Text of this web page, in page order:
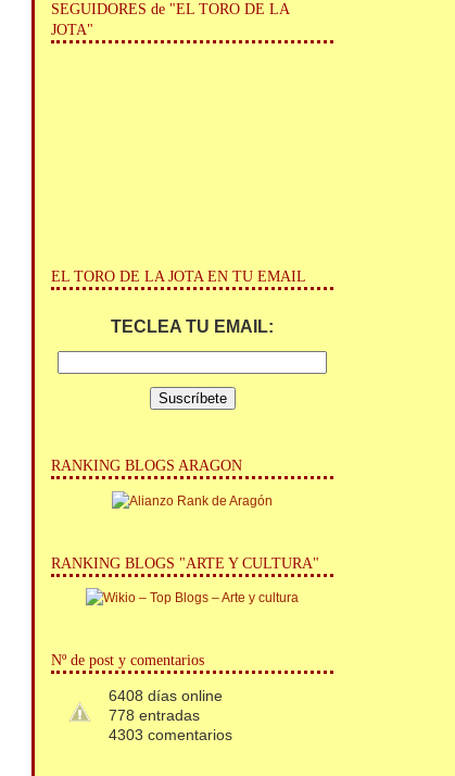
SEGUIDORES de "EL TORO DE LA
JOTA"
EL TORO DE LA JOTA EN TU EMAIL
TECLEA TU EMAIL:
RANKING BLOGS ARAGON
RANKING BLOGS "ARTE Y CULTURA"
Nº de post y comentarios
6408 días online
778 entradas
4303 comentarios